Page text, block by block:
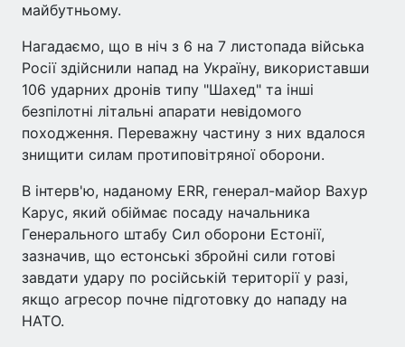
майбутньому.
Нагадаємо, що в ніч з 6 на 7 листопада війська
Росії здійснили напад на Україну, використавши
106 ударних дронів типу "Шахед" та інші
безпілотні літальні апарати невідомого
походження. Переважну частину з них вдалося
знищити силам протиповітряної оборони.
В інтерв'ю, наданому ERR, генерал-майор Вахур
Карус, який обіймає посаду начальника
Генерального штабу Сил оборони Естонії,
зазначив, що естонські збройні сили готові
завдати удару по російській території у разі,
якщо агресор почне підготовку до нападу на
НАТО.